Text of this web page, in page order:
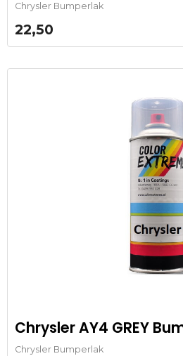
Chrysler Bumperlak
22,50
Chrysler AY4 GREY
Chrysler Bumperlak